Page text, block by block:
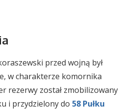
przed wojną był
w charakterze komornika
rezerwy został zmobilizowany
i przydzielony do 58 Pułku